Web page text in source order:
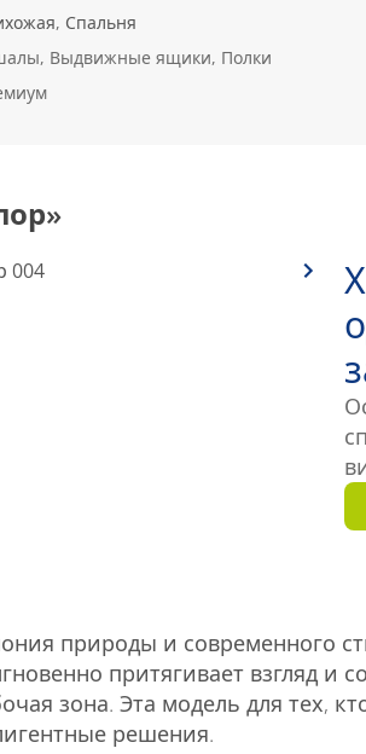
, Спальня
Выдвижные ящики, Полки
природы и современного
притягивает взгляд и
зона. Эта модель для тех,
решения.